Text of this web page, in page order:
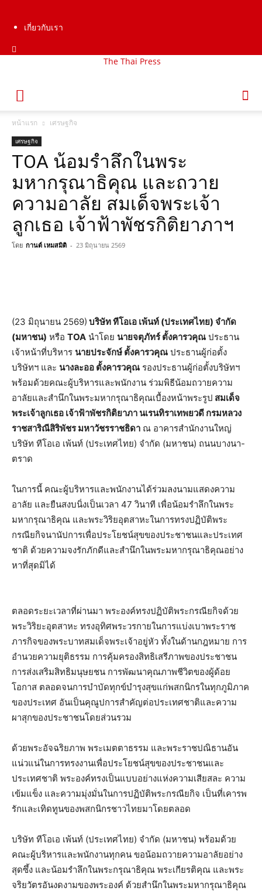
เกี่ยวกับเรา
The Thai Press
หน้าแรก เศรษฐกิจ
เศรษฐกิจ
TOA น้อมรำลึกในพระ
มหากรุณาธิคุณ และถวาย
ความอาลัย สมเด็จพระเจ้า
ลูกเธอ เจ้าฟ้าพัชรกิติยาภาฯ
โดย กานต์ เหมสมิติ - 23 มิถุนายน 2569
(23 มิถุนายน 2569) บริษัท ทีโอเอ เพ้นท์ (ประเทศไทย) จำกัด
(มหาชน) หรือ TOA นำโดย นายจตุภัทร์ ตั้งคารวคุณ ประธาน
เจ้าหน้าที่บริหาร นายประจักษ์ ตั้งคารวคุณ ประธานผู้ก่อตั้ง
บริษัทฯ และ นางละออ ตั้งคารวคุณ รองประธานผู้ก่อตั้งบริษัทฯ
พร้อมด้วยคณะผู้บริหารและพนักงาน ร่วมพิธีน้อมถวายความ
อาลัยและสำนึกในพระมหากรุณาธิคุณเบื้องหน้าพระรูป สมเด็จ
พระเจ้าลูกเธอ เจ้าฟ้าพัชรกิติยาภา นเรนทิราเทพยวดี กรมหลวง
ราชสาริณีสิริพัชร มหาวัชรราชธิดา ณ อาคารสำนักงานใหญ่
บริษัท ทีโอเอ เพ้นท์ (ประเทศไทย) จำกัด (มหาชน) ถนนบางนา-
ตราด
ในการนี้ คณะผู้บริหารและพนักงานได้ร่วมลงนามแสดงความ
อาลัย และยืนสงบนิ่งเป็นเวลา 47 วินาที เพื่อน้อมรำลึกในพระ
มหากรุณาธิคุณ และพระวิริยอุตสาหะในการทรงปฏิบัติพระ
กรณียกิจนานัปการเพื่อประโยชน์สุขของประชาชนและประเทศ
ชาติ ด้วยความจงรักภักดีและสำนึกในพระมหากรุณาธิคุณอย่าง
หาที่สุดมิได้
ตลอดระยะเวลาที่ผ่านมา พระองค์ทรงปฏิบัติพระกรณียกิจด้วย
พระวิริยะอุตสาหะ ทรงอุทิศพระวรกายในการแบ่งเบาพระราช
ภารกิจของพระบาทสมเด็จพระเจ้าอยู่หัว ทั้งในด้านกฎหมาย การ
อำนวยความยุติธรรม การคุ้มครองสิทธิเสรีภาพของประชาชน
การส่งเสริมสิทธิมนุษยชน การพัฒนาคุณภาพชีวิตของผู้ด้อย
โอกาส ตลอดจนการบำบัดทุกข์บำรุงสุขแก่พสกนิกรในทุกภูมิภาค
ของประเทศ อันเป็นคุณูปการสำคัญต่อประเทศชาติและความ
ผาสุกของประชาชนโดยส่วนรวม
ด้วยพระอัจฉริยภาพ พระเมตตาธรรม และพระราชปณิธานอัน
แน่วแน่ในการทรงงานเพื่อประโยชน์สุขของประชาชนและ
ประเทศชาติ พระองค์ทรงเป็นแบบอย่างแห่งความเสียสละ ความ
เข้มแข็ง และความมุ่งมั่นในการปฏิบัติพระกรณียกิจ เป็นที่เคารพ
รักและเทิดทูนของพสกนิกรชาวไทยมาโดยตลอด
บริษัท ทีโอเอ เพ้นท์ (ประเทศไทย) จำกัด (มหาชน) พร้อมด้วย
คณะผู้บริหารและพนักงานทุกคน ขอน้อมถวายความอาลัยอย่าง
สุดซึ้ง และน้อมรำลึกในพระกรุณาธิคุณ พระเกียรติคุณ และพระ
จริยวัตรอันงดงามของพระองค์ ด้วยสำนึกในพระมหากรุณาธิคุณ